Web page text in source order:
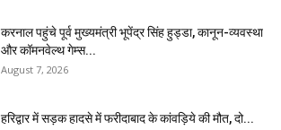
करनाल पहुंचे पूर्व मुख्यमंत्री भूपेंद्र सिंह हुड्डा, कानून-व्यवस्था
और कॉमनवेल्थ गेम्स...
August 7, 2026
हरिद्वार में सड़क हादसे में फरीदाबाद के कांवड़िये की मौत, दो...